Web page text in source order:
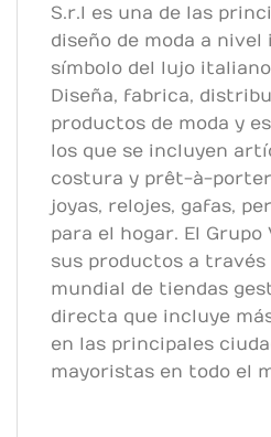
S.r.l es una de las
diseño de moda a
símbolo del lujo
Diseña, fabrica,
productos de moda y
los que se incluyen
costura y prêt-à-
joyas, relojes, gafas,
para el hogar. El
sus productos a través
mundial de tiendas
directa que incluye
en las principales
mayoristas en todo el